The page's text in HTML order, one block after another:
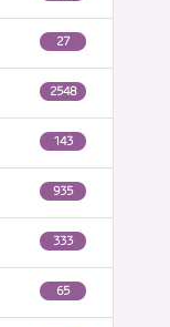
27
2548
143
935
333
65